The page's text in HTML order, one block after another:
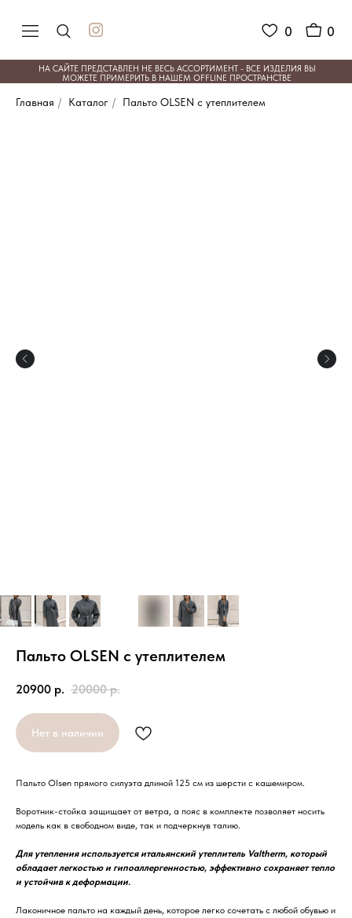
Главная / Каталог / Пальто OLSEN с утеплителем
Пальто OLSEN с утеплителем
20900 р. 20000 р.
Нет в наличии
Пальто Olsen прямого силуэта длиной 125 см из шерсти с кашемиром.
Воротник-стойка защищает от ветра, а пояс в комплекте позволяет носить
модель как в свободном виде, так и подчеркнув талию.
Для утепления используется итальянский утеплитель Valtherm, который
обладает легкостью и гипоаллергенностью, эффективно сохраняет тепло
и устойчив к деформации.
Лаконичное пальто на каждый день, которое легко сочетать с любой обувью и